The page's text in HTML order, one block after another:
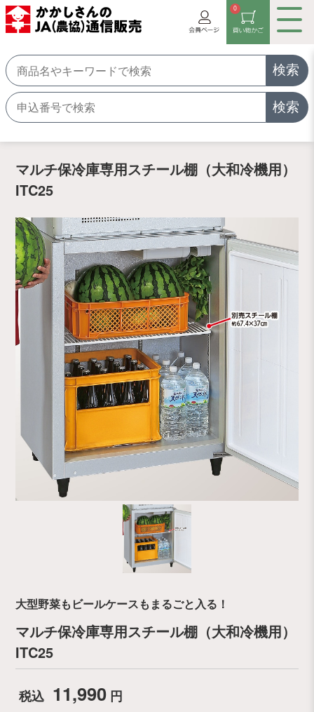
検索
検索
0
マルチ保冷庫専用スチール棚（大和冷機用）
ITC25
大型野菜もビールケースもまるごと入る！
マルチ保冷庫専用スチール棚（大和冷機用）
ITC25
税込 11,990 円